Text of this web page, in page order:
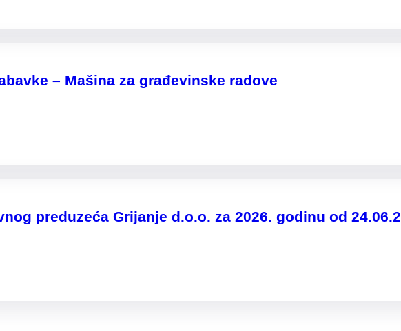
– Mašina za građevinske radove
preduzeća Grijanje d.o.o. za 2026. godinu od